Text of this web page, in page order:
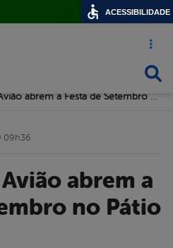
Acesso
no Pátio
09h36
ACESSIBILIDADE